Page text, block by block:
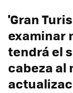
'Gran
examinar
tendrá el
cabeza al